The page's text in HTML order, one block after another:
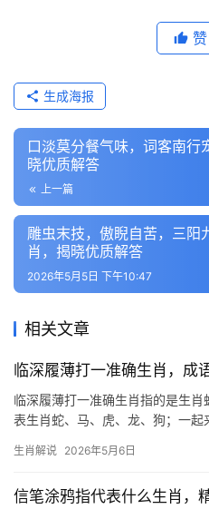
赞
生成海报
口淡莫分餐气味，词客南行
晓优质解答
上一篇
雕虫末技，傲睨自苦，三阳
肖，揭晓优质解答
2026年5月5日 下午10:47
相关文章
临深履薄打一准确生肖，成
临深履薄打一准确生肖指的是生
表生肖蛇、马、虎、龙、狗；一
临深渊、如履薄冰的谨慎态度，这
生肖解说 2026年5月6日
信笔涂鸦指代表什么生肖，